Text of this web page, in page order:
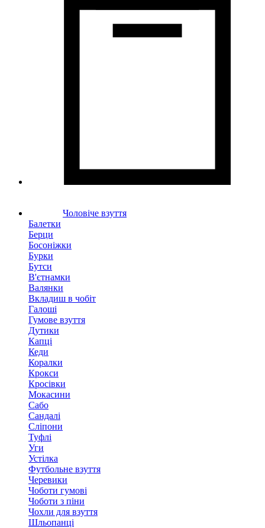
Чоловіче взуття
Балетки
Берци
Босоніжки
Бурки
Бутси
В'єтнамки
Валянки
Вкладиш в чобіт
Галоші
Гумове взуття
Дутики
Капці
Кеди
Коралки
Крокси
Кросівки
Мокасини
Сабо
Сандалі
Сліпони
Туфлі
Уги
Устілка
Футбольне взуття
Черевики
Чоботи гумові
Чоботи з піни
Чохли для взуття
Шльопанці